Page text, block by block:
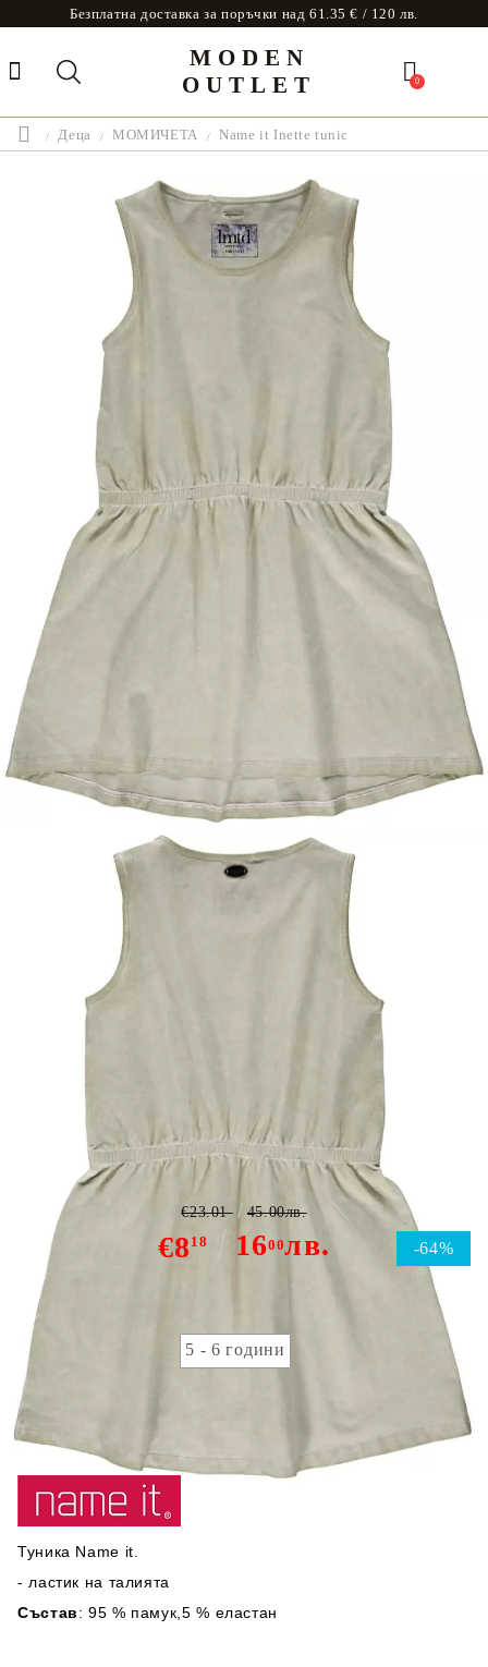
Безплатна доставка за поръчки над 61.35 € / 120 лв.
MODEN
OUTLET
0
Деца МОМИЧЕТА Name it Inette tunic
Name it Inette tunic
-64%
€8 18 1600лв.
€23.01 45.00лв.
Туника Name it
- ластик на талията
Състав : 95 % памук, 5 % еластан
детска номерация:
5 - 6 години